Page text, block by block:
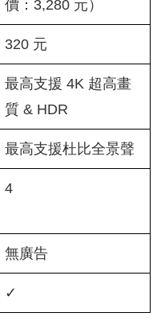
價：3,280 元）
320 元
最高支援 4K 超高畫
質 & HDR
最高支援杜比全景聲
4
無廣告
✓